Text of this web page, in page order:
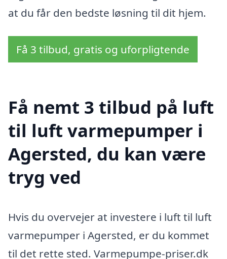
at du får den bedste løsning til dit hjem.
Få 3 tilbud, gratis og uforpligtende
Få nemt 3 tilbud på luft
til luft varmepumper i
Agersted, du kan være
tryg ved
Hvis du overvejer at investere i luft til luft
varmepumper i Agersted, er du kommet
til det rette sted. Varmepumpe-priser.dk